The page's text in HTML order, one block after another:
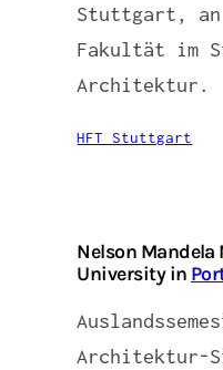
Stuttgart,
Fakultät im
Architektur.
HFT Stuttgart
Nelson
University in
Architektur-